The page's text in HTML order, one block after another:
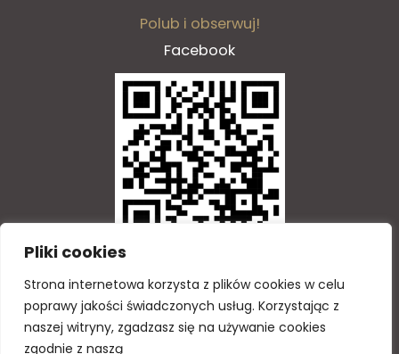
Pliki cookies
Strona internetowa korzysta z plików cookies w celu
poprawy jakości świadczonych usług. Korzystając z
naszej witryny, zgadzasz się na używanie cookies
zgodnie z naszą
Polub i obserwuj!
Facebook
Copyright © 2026 GOTiS